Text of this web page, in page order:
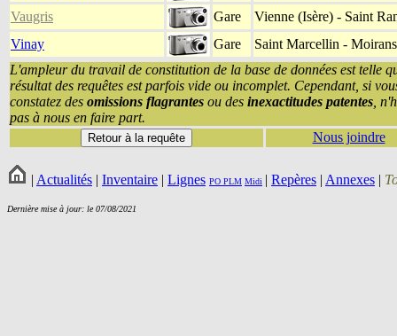
Vaugris
Gare
Vienne (Isère) - Saint
Vinay
Gare
Saint Marcellin -
L'ampleur du travail de constitution de la base de données est telle
résultat des requêtes est parfois vide ou incomplet. Cependant, si
constatez des omissions flagrantes ou des inexactitudes patentes ,
pas à nous en faire part.
Nous joindre
| Actualités | Inventaire | Lignes PO PLM Midi | Repères | Annexes |
Dernière mise à jour: le 07/08/2021